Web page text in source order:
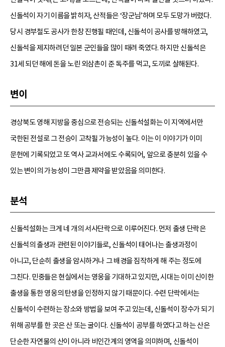
신돌석이 자기 이름을 밝히자, 산적들은 ‘장군님’하며 모두 도망가 버렸다.
당시 경부철도 공사가 한창 진행될 때인데, 신돌석이 공사를 방해하였고,
신돌석을 제지하려던 일본 군인들을 많이 때려 죽였다. 하지만 신돌석은
31세 되던 해에 돈을 노린 외삼촌이 준 독주를 먹고, 도끼로 살해된다.
변이
경상북도 영해 지방을 중심으로 전승되는 신돌석설화는 이 지역에서만
국한된 전설로 그 전승이 고착될 가능성이 높다. 이는 이 이야기가 이미
문헌에 기록되었고 또 역사 교과서에도 수록되어, 앞으로 충분히 있을 수
있는 변이의 가능성이 그만큼 제약을 받았음을 의미한다.
분석
신돌석설화는 크게 네 개의 서사단락으로 이루어진다. 먼저 출생 단락은
신돌석의 출생과 관련된 이야기들로, 신돌석이 태어나는 출생과정이
아니고, 단순히 출생을 암시하거나 그 배경을 짐작하게 해 주는 정도에
그친다. 민중들은 현실에서는 영웅을 기대하고 있지만, 시대는 이미 신이한
출생을 통한 영웅의 탄생을 인정하지 않기 때문이다. 수련 단락에서는
신돌석이 수련하는 장소와 방법을 보여 주고 있는데, 신돌석이 장수가 되기
위해 공부를 한 곳은 산 또는 굴이다. 신돌석이 공부를 하였다고 하는 산은
단순한 자연물의 산이 아니라 비인간계의 영역을 의미하며, 신돌석이